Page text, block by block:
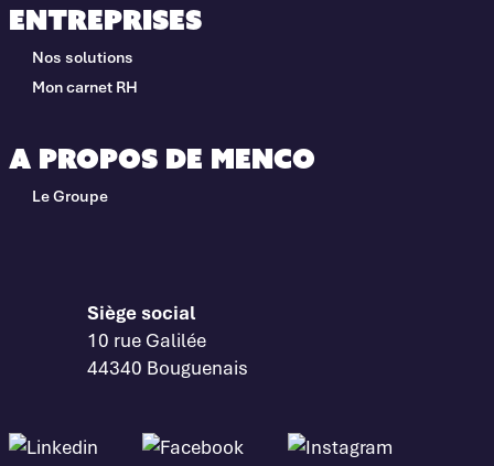
Entreprises
Nos solutions
Mon carnet RH
A propos de Menco
Le Groupe
Siège social
10 rue Galilée
44340 Bouguenais